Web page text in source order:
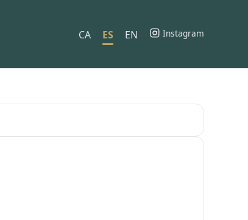
CA ES EN Instagram